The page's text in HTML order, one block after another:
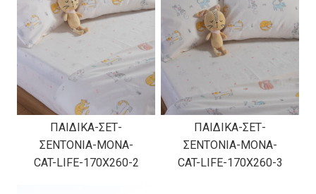
ΠΑΙΔΙΚΑ-ΣΕΤ-
ΣΕΝΤΟΝΙΑ-ΜΟΝΑ-
CAT-LIFE-170X260-2
ΠΑΙΔΙΚΑ-ΣΕΤ-
ΣΕΝΤΟΝΙΑ-ΜΟΝΑ-
CAT-LIFE-170X260-3